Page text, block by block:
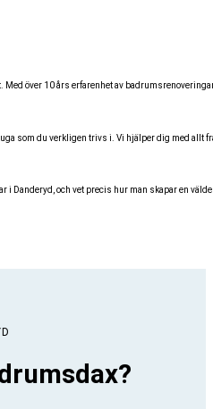
över 10 års erfarenhet av
som du verkligen trivs i. Vi hjälper dig med allt
i Danderyd, och vet precis hur man skapar en